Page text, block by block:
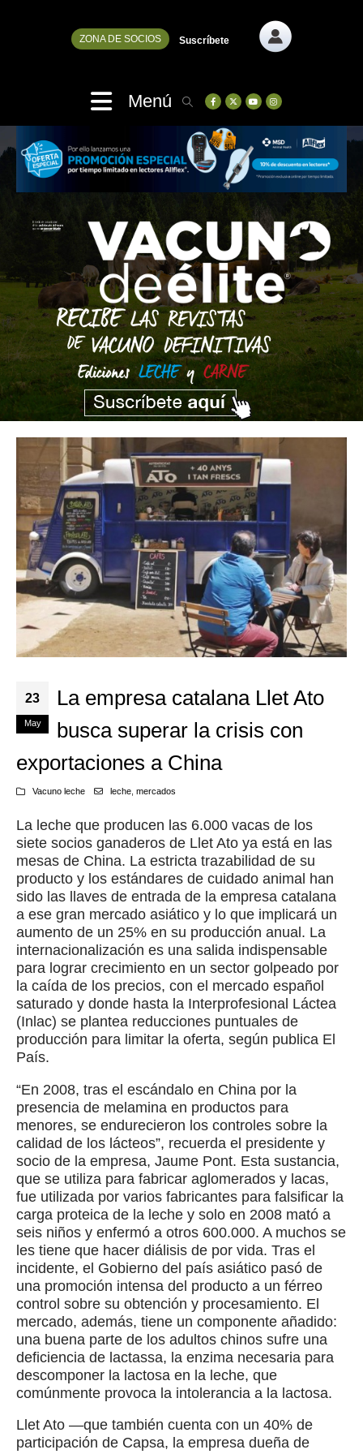
ZONA DE SOCIOS Suscríbete
Menú
23
May
La empresa catalana Llet Ato
busca superar la crisis con
exportaciones a China
Vacuno leche leche, mercados
La leche que producen las 6.000 vacas de los
siete socios ganaderos de Llet Ato ya está en las
mesas de China. La estricta trazabilidad de su
producto y los estándares de cuidado animal han
sido las llaves de entrada de la empresa catalana
a ese gran mercado asiático y lo que implicará un
aumento de un 25% en su producción anual. La
internacionalización es una salida indispensable
para lograr crecimiento en un sector golpeado por
la caída de los precios, con el mercado español
saturado y donde hasta la Interprofesional Láctea
(Inlac) se plantea reducciones puntuales de
producción para limitar la oferta, según publica El
País.
“En 2008, tras el escándalo en China por la
presencia de melamina en productos para
menores, se endurecieron los controles sobre la
calidad de los lácteos”, recuerda el presidente y
socio de la empresa, Jaume Pont. Esta sustancia,
que se utiliza para fabricar aglomerados y lacas,
fue utilizada por varios fabricantes para falsificar la
carga proteica de la leche y solo en 2008 mató a
seis niños y enfermó a otros 600.000. A muchos se
les tiene que hacer diálisis de por vida. Tras el
incidente, el Gobierno del país asiático pasó de
una promoción intensa del producto a un férreo
control sobre su obtención y procesamiento. El
mercado, además, tiene un componente añadido:
una buena parte de los adultos chinos sufre una
deficiencia de lactassa, la enzima necesaria para
descomponer la lactosa en la leche, que
comúnmente provoca la intolerancia a la lactosa.
Llet Ato —que también cuenta con un 40% de
participación de Capsa, la empresa dueña de